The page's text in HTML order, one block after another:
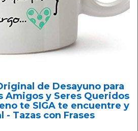
de Desayuno para
Amigos y Seres Queridos
te SIGA te encuentre y
- Tazas con Frases